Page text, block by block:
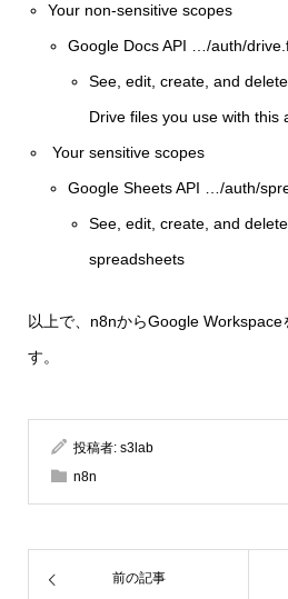
Your non-sensitive scopes
Google Docs API …/auth/
See, edit, create, and
Drive files you use with this
Your sensitive scopes
Google Sheets API …/auth/
See, edit, create, and
spreadsheets
以上で、n8nからGoogle Workspace
す。
投稿者: s3lab
n8n
前の記事